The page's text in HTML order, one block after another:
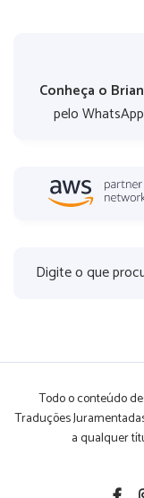
Conheça o Brian
pelo
Todo o conteúdo
Traduções
a qualquer